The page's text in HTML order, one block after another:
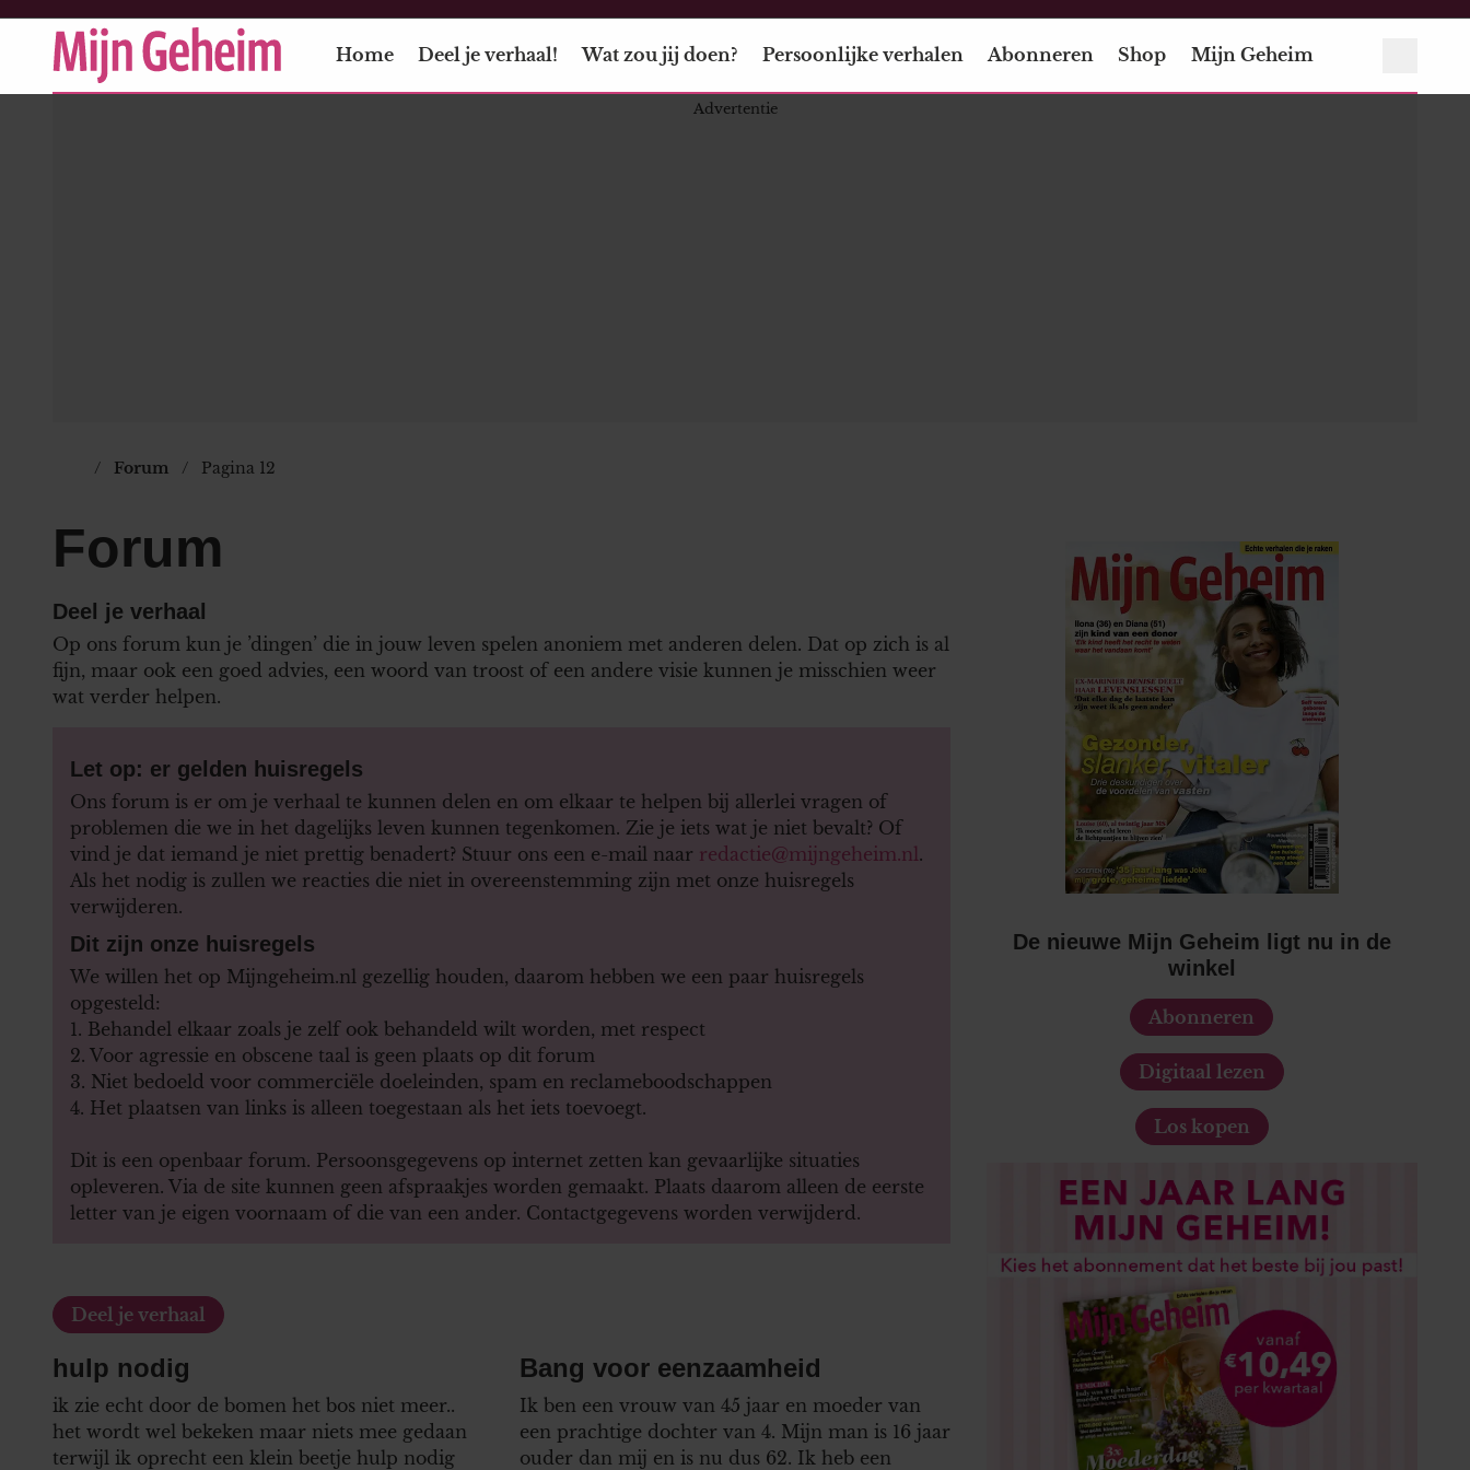
Home Deel je verhaal! Wat zou jij doen? Persoonlijke verhalen Abonneren Shop Mijn Geheim
Forum Pagina 12
Forum
Deel je verhaal
Op ons forum kun je ’dingen’ die in jouw leven spelen anoniem met anderen delen. Dat op zich is al
fijn, maar ook een goed advies, een woord van troost of een andere visie kunnen je misschien weer
wat verder helpen.
Let op: er gelden huisregels
Ons forum is er om je verhaal te kunnen delen en om elkaar te helpen bij allerlei vragen of
problemen die we in het dagelijks leven kunnen tegenkomen. Zie je iets wat je niet bevalt? Of
vind je dat iemand je niet prettig benadert? Stuur ons een e-mail naar redactie@mijngeheim.nl .
Als het nodig is zullen we reacties die niet in overeenstemming zijn met onze huisregels
verwijderen.
Dit zijn onze huisregels
We willen het op Mijngeheim.nl gezellig houden, daarom hebben we een paar huisregels
opgesteld:
1. Behandel elkaar zoals je zelf ook behandeld wilt worden, met respect
2. Voor agressie en obscene taal is geen plaats op dit forum
3. Niet bedoeld voor commerciële doeleinden, spam en reclameboodschappen
4. Het plaatsen van links is alleen toegestaan als het iets toevoegt.
Dit is een openbaar forum. Persoonsgegevens op internet zetten kan gevaarlijke situaties
opleveren. Via de site kunnen geen afspraakjes worden gemaakt. Plaats daarom alleen de eerste
letter van je eigen voornaam of die van een ander. Contactgegevens worden verwijderd.
Deel je verhaal
hulp nodig
ik zie echt door de bomen het bos niet meer..
het wordt wel bekeken maar niets mee gedaan
terwijl ik oprecht een klein beetje hulp nodig
Bang voor eenzaamheid
Ik ben een vrouw van 45 jaar en moeder van
een prachtige dochter van 4. Mijn man is 16 jaar
ouder dan mij en is nu dus 62. Ik heb een
De nieuwe Mijn Geheim ligt nu in de
winkel
Abonneren
Digitaal lezen
Los kopen